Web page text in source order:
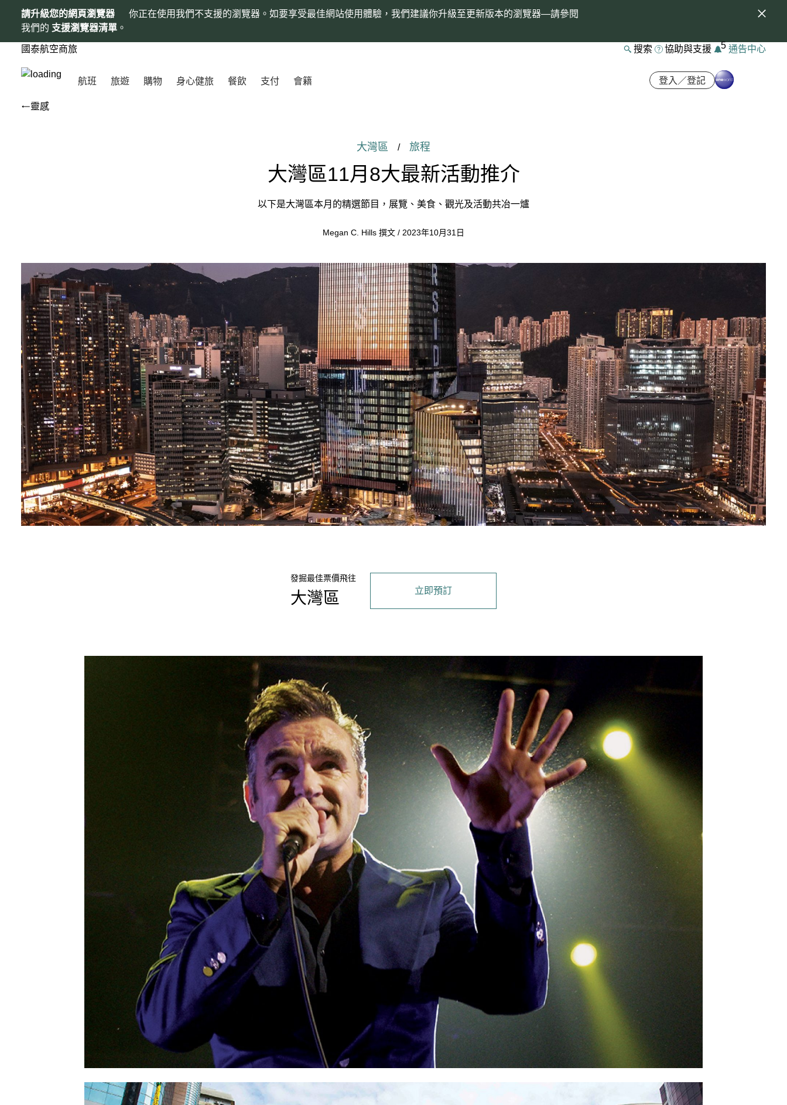
請升級您的網頁瀏覽器
你正在使用我們不支援的瀏覽器。如要享受最佳網站使用體驗，我們建議你升級至更新版本的瀏覽器—請參閱
我們的 支援瀏覽器清單 。
國泰航空商旅 搜索 協助與支援 5 通告中心
航班 旅遊 購物 身心健旅 餐飲 支付 會籍 登入／登記
靈感
大灣區 / 旅程
大灣區11月8大最新活動推介
以下是大灣區本月的精選節目，展覽、美食、觀光及活動共冶一爐
Megan C. Hills 撰文 / 2023年10月31日
發掘最佳票價飛往
大灣區 立即預訂